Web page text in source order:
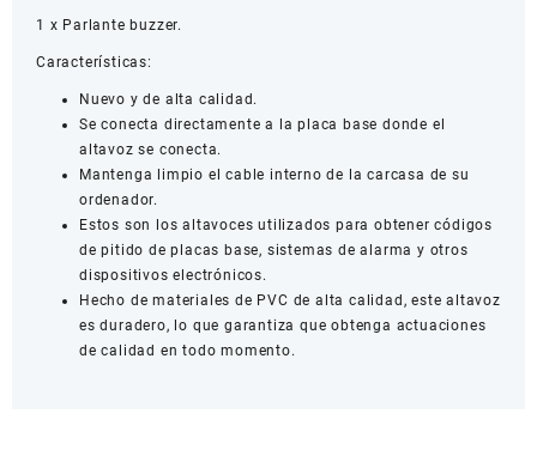
1 x Parlante buzzer.
Características:
Nuevo y de alta calidad.
Se conecta directamente a la placa base donde el
altavoz se conecta.
Mantenga limpio el cable interno de la carcasa de su
ordenador.
Estos son los altavoces utilizados para obtener códigos
de pitido de placas base, sistemas de alarma y otros
dispositivos electrónicos.
Hecho de materiales de PVC de alta calidad, este altavoz
es duradero, lo que garantiza que obtenga actuaciones
de calidad en todo momento.